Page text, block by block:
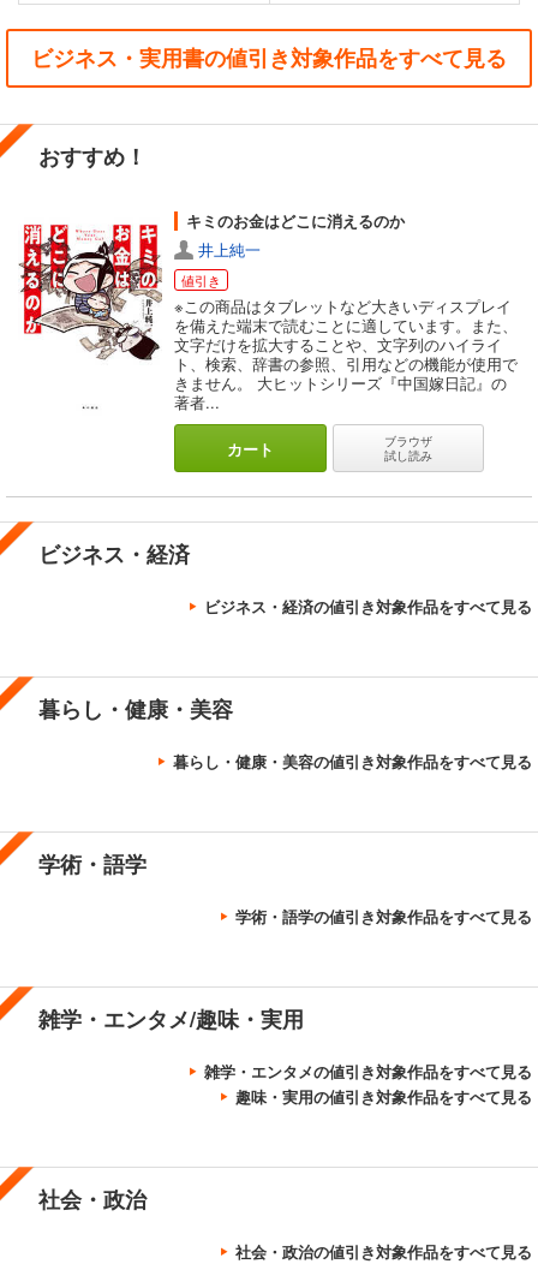
ビジネス・実用書の値引き対象作品をすべて見る
おすすめ！
キミのお金はどこに消えるのか
井上純一
値引き
※この商品はタブレットなど大きいディスプレイ
を備えた端末で読むことに適しています。また、
文字だけを拡大することや、文字列のハイライ
ト、検索、辞書の参照、引用などの機能が使用で
きません。 大ヒットシリーズ『中国嫁日記』の
著者...
カート
ブラウザ
試し読み
ビジネス・経済
ビジネス・経済の値引き対象作品をすべて見る
暮らし・健康・美容
暮らし・健康・美容の値引き対象作品をすべて見る
学術・語学
学術・語学の値引き対象作品をすべて見る
雑学・エンタメ/趣味・実用
雑学・エンタメの値引き対象作品をすべて見る
趣味・実用の値引き対象作品をすべて見る
社会・政治
社会・政治の値引き対象作品をすべて見る